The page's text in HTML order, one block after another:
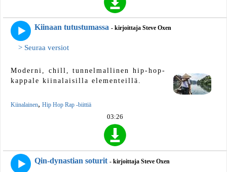
Kiinaan tutustumassa - kirjoittaja Steve Oxen
> Seuraa versiot
Moderni, chill, tunnelmallinen hip-hop-
kappale kiinalaisilla elementeillä.
Kiinalainen, Hip Hop Rap -biittiä
03:26
Qin-dynastian soturit - kirjoittaja Steve Oxen